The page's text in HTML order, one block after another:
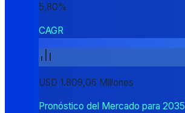
5,80%
CAGR
USD 1.809,06 Millones
Pronóstico del Mercado para 2035